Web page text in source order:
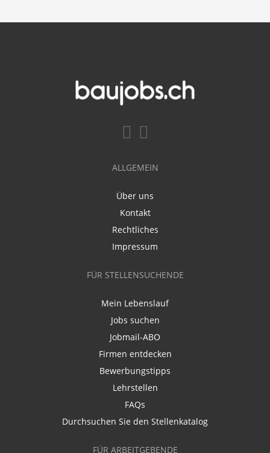
ALLGEMEIN
Über uns
Kontakt
Rechtliches
Impressum
FÜR STELLENSUCHENDE
Mein Lebenslauf
Jobs suchen
Jobmail-ABO
Firmen entdecken
Bewerbungstipps
Lehrstellen
FAQs
Durchsuchen Sie den Stellenkatalog
FÜR ARBEITGEBENDE